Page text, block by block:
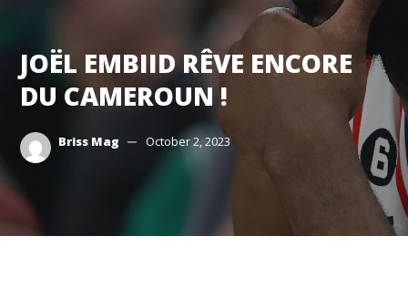
JOËL EMBIID RÊVE ENCORE
DU CAMEROUN !
Briss Mag October 2, 2023